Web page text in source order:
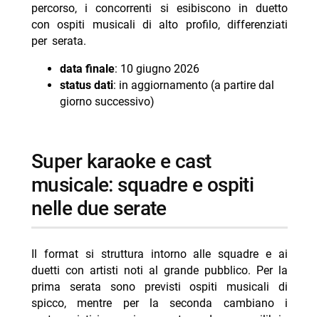
percorso, i concorrenti si esibiscono in duetto
con ospiti musicali di alto profilo, differenziati
per serata.
data finale: 10 giugno 2026
status dati: in aggiornamento (a partire dal
giorno successivo)
super karaoke e cast
musicale: squadre e ospiti
nelle due serate
Il format si struttura intorno alle squadre e ai
duetti con artisti noti al grande pubblico. Per la
prima serata sono previsti ospiti musicali di
spicco, mentre per la seconda cambiano i